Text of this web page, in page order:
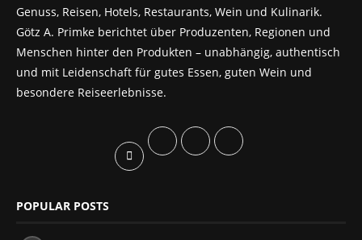
Genuss, Reisen, Hotels, Restaurants, Wein und Kulinarik.
Götz A. Primke berichtet über Produzenten, Regionen und
Menschen hinter den Produkten – unabhängig, authentisch
und mit Leidenschaft für gutes Essen, guten Wein und
besondere Reiseerlebnisse.
POPULAR POSTS